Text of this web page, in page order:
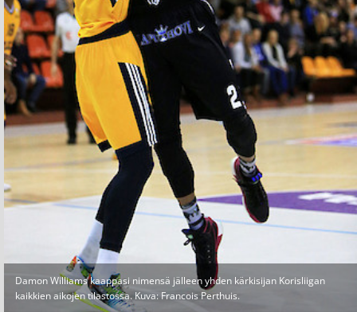
Damon Williams kaappasi nimensä jälleen yhden kärkisijan Korisliigan
kaikkien aikojen tilastossa. Kuva: Francois Perthuis.